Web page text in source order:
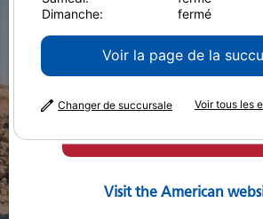
Visit the American
Dimanche:
fermé
Voir la page de la
Changer de succursale Voir tous les